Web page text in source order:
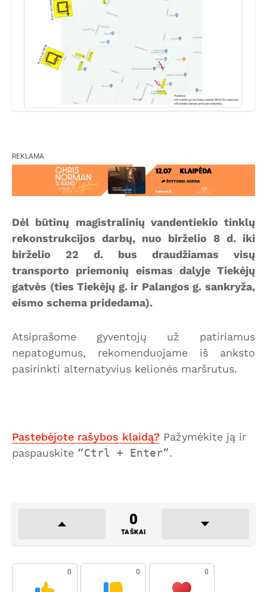
REKLAMA
Dėl būtinų magistralinių vandentiekio tinklų
rekonstrukcijos darbų, nuo birželio 8 d. iki
birželio 22 d. bus draudžiamas visų
transporto priemonių eismas dalyje Tiekėjų
gatvės (ties Tiekėjų g. ir Palangos g. sankryža,
eismo schema pridedama).
Atsiprašome gyventojų už patiriamus
nepatogumus, rekomenduojame iš anksto
pasirinkti alternatyvius kelionės maršrutus.
Pastebėjote rašybos klaidą? Pažymėkite ją ir
paspauskite
Ctrl + Enter .
0
TAŠKAI
0 0 0